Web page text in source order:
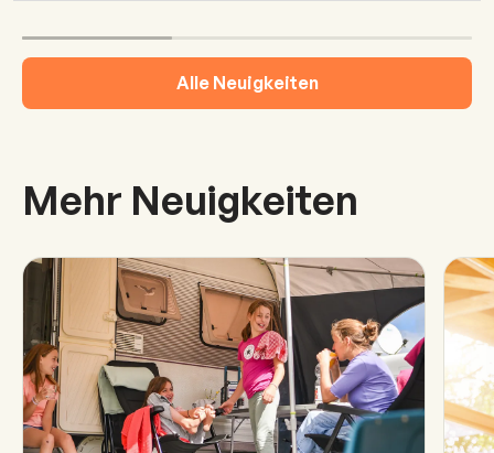
Alle Neuigkeiten
Mehr Neuigkeiten